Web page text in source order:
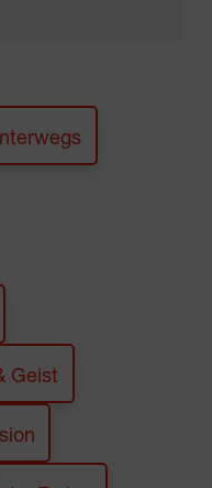
Geist